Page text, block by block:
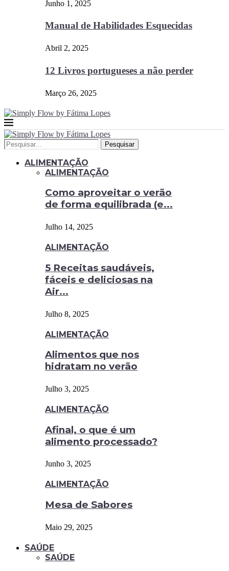
Junho 1, 2025
Manual de Habilidades Esquecidas
Abril 2, 2025
12 Livros portugueses a não perder
Março 26, 2025
Pesquisar
ALIMENTAÇÃO
ALIMENTAÇÃO
Como aproveitar o verão
de forma equilibrada (e...
Julho 14, 2025
ALIMENTAÇÃO
5 Receitas saudáveis,
fáceis e deliciosas na
Air...
Julho 8, 2025
ALIMENTAÇÃO
Alimentos que nos
hidratam no verão
Julho 3, 2025
ALIMENTAÇÃO
Afinal, o que é um
alimento processado?
Junho 3, 2025
ALIMENTAÇÃO
Mesa de Sabores
Maio 29, 2025
SAÚDE
SAÚDE